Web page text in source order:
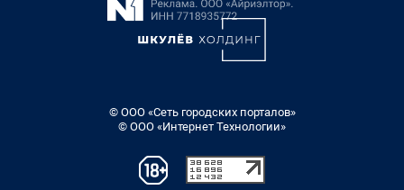
© ООО «Сеть городских порталов»
© ООО «Интернет Технологии»